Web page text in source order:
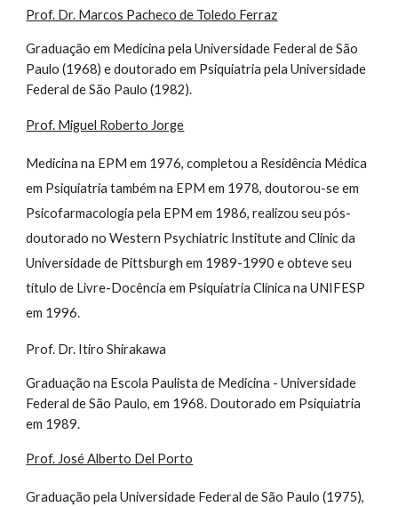
Prof. Dr. Marcos Pacheco de Toledo Ferraz
Graduação em Medicina pela Universidade Federal de São
Paulo (1968) e doutorado em Psiquiatria pela Universidade
Federal de São Paulo (1982).
Prof. Miguel Roberto Jorge
Medicina na EPM em 1976, completou a Residência Médica
em Psiquiatria também na EPM em 1978, doutorou-se em
Psicofarmacologia pela EPM em 1986, realizou seu pós-
doutorado no Western Psychiatric Institute and Clinic da
Universidade de Pittsburgh em 1989-1990 e obteve seu
título de Livre-Docência em Psiquiatria Clínica na UNIFESP
em 1996.
Prof. Dr. Itiro Shirakawa
Graduação na Escola Paulista de Medicina - Universidade
Federal de São Paulo, em 1968. Doutorado em Psiquiatria
em 1989.
Prof. José Alberto Del Porto
Graduação pela Universidade Federal de São Paulo (1975),